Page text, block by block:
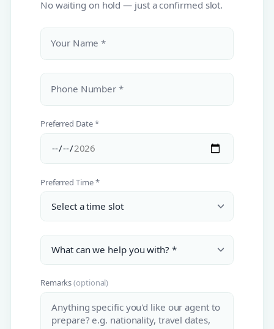
No waiting on hold — just a confirmed slot.
Your Name *
Phone Number *
Preferred Date *
Preferred Time *
Remarks(optional)